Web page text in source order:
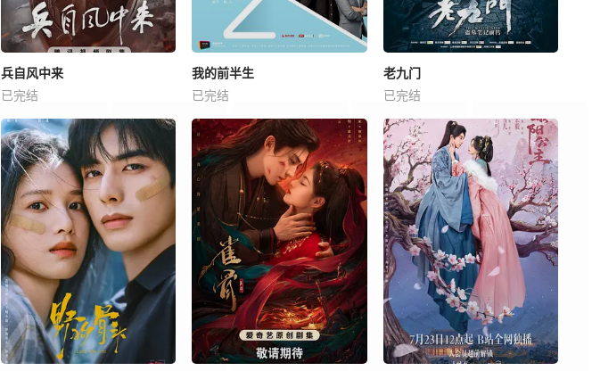
兵自风中来
已完结
我的前半生
已完结
老九门
已完结